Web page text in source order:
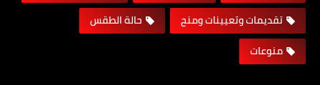
تقديمات وتعيينات ومنح
حالة الطقس
منوعات